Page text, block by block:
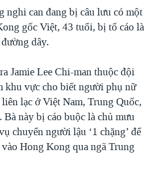
nghi can đang bị câu lưu có một
gốc Việt, 43 tuổi, bị tố cáo là
dây.
Jamie Lee Chi-man thuộc đội
khu vực cho biết người phụ nữ
lạc ở Việt Nam, Trung Quốc,
này bị cáo buộc là chủ mưu
chuyển người lậu ‘1 chặng’ để
Hong Kong qua ngã Trung